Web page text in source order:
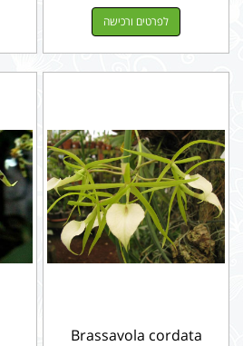
לפרטים ורכישה
Brassavola cordata